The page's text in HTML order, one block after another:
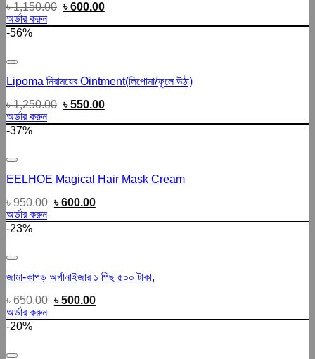
৳1,150.00 ৳600.00
অর্ডার করুন
-56%
Lipoma নিরাময়ের Ointment(লিপোমা/ফুলে উঠা)
৳1,250.00 ৳550.00
অর্ডার করুন
-37%
EELHOE Magical Hair Mask Cream
৳950.00 ৳600.00
অর্ডার করুন
-23%
জামা-কাপড় অর্গানাইজার ১ পিছ ৫০০ টাকা,
৳650.00 ৳500.00
অর্ডার করুন
-20%